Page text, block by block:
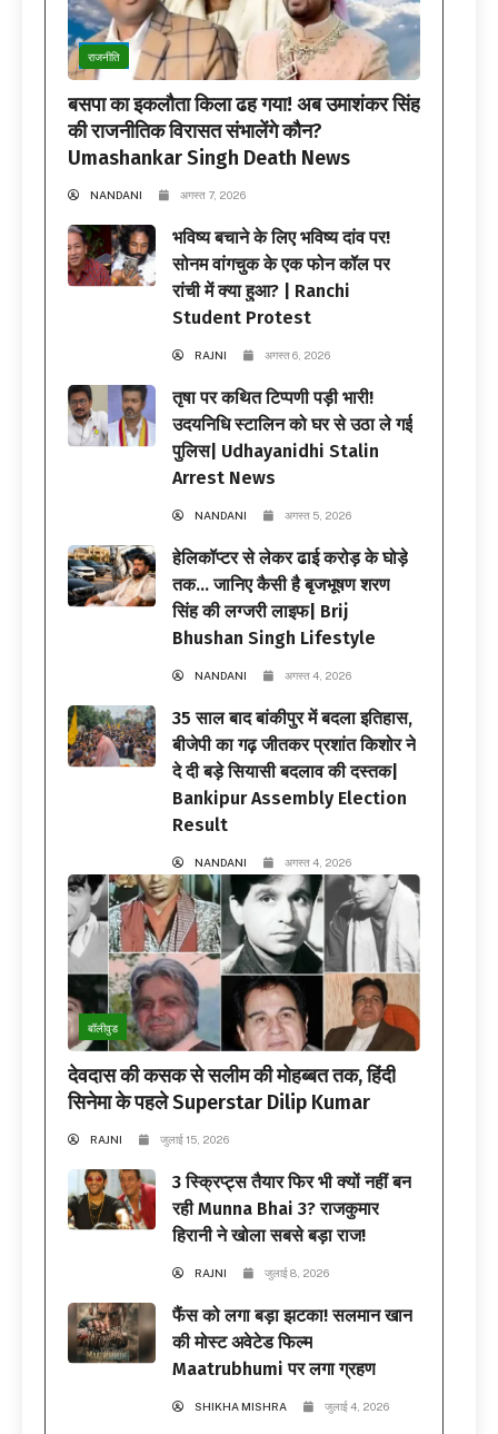
राजनीति
बसपा का इकलौता किला ढह गया! अब उमाशंकर सिंह
की राजनीतिक विरासत संभालेंगे कौन?
Umashankar Singh Death News
NANDANI अगस्त 7, 2026
भविष्य बचाने के लिए भविष्य दांव पर!
सोनम वांगचुक के एक फोन कॉल पर
रांची में क्या हुआ? | Ranchi
Student Protest
RAJNI अगस्त 6, 2026
तृषा पर कथित टिप्पणी पड़ी भारी!
उदयनिधि स्टालिन को घर से उठा ले गई
पुलिस| Udhayanidhi Stalin
Arrest News
NANDANI अगस्त 5, 2026
हेलिकॉप्टर से लेकर ढाई करोड़ के घोड़े
तक… जानिए कैसी है बृजभूषण शरण
सिंह की लग्जरी लाइफ| Brij
Bhushan Singh Lifestyle
NANDANI अगस्त 4, 2026
35 साल बाद बांकीपुर में बदला इतिहास,
बीजेपी का गढ़ जीतकर प्रशांत किशोर ने
दे दी बड़े सियासी बदलाव की दस्तक|
Bankipur Assembly Election
Result
NANDANI अगस्त 4, 2026
बॉलीवुड
देवदास की कसक से सलीम की मोहब्बत तक, हिंदी
सिनेमा के पहले Superstar Dilip Kumar
RAJNI जुलाई 15, 2026
3 स्क्रिप्ट्स तैयार फिर भी क्यों नहीं बन
रही Munna Bhai 3? राजकुमार
हिरानी ने खोला सबसे बड़ा राज!
RAJNI जुलाई 8, 2026
फैंस को लगा बड़ा झटका! सलमान खान
की मोस्ट अवेटेड फिल्म
Maatrubhumi पर लगा ग्रहण
SHIKHA MISHRA जुलाई 4, 2026